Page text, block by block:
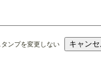
タンプを変更しない